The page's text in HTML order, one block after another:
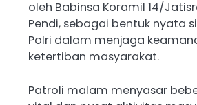
oleh Babinsa Koramil 14/
Pendi, sebagai bentuk nyata
Polri dalam menjaga
ketertiban masyarakat.
Patroli malam menyasar